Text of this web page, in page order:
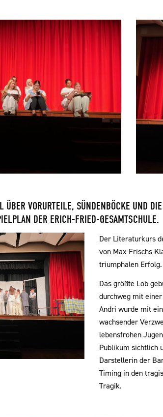
ÜBER VORURTEILE, SÜNDENBÖCKE UND
DER ERICH-FRIED-GESAMTSCHULE.
Der Literaturkurs
von Max Frischs
triumphalen Erfolg.
Das größte Lob
durchweg mit
Andri wurde mit
wachsender
lebensfrohen
Publikum sichtlich
Darstellerin der
Timing in den
Tragik.